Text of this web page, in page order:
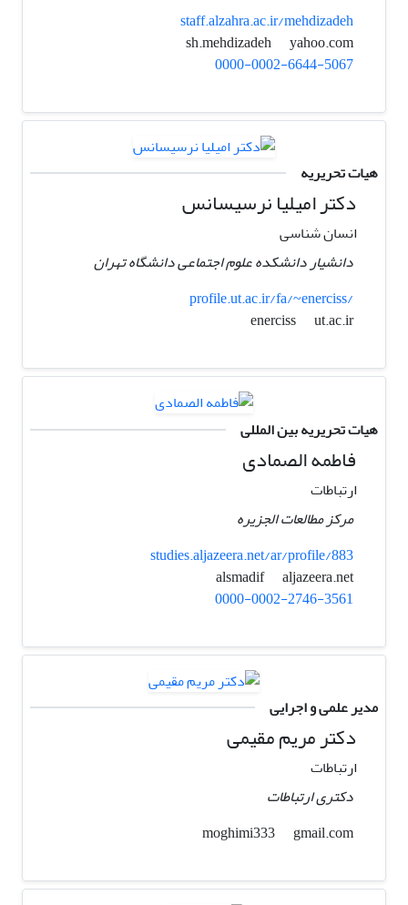
staff.alzahra.ac.ir/mehdizadeh
yahoo.com
0000-0002-6644-5067
هیات تحریریه
دکتر امیلیا نرسیسانس
انسان شناسی
دانشیار دانشکده علوم اجتماعی دانشگاه تهران
profile.ut.ac.ir/fa/~enerciss/
enerciss
ut.ac.ir
هیات تحریریه بین المللی
فاطمه الصمادی
ارتباطات
مرکز مطالعات الجزیره
studies.aljazeera.net/ar/profile/883
alsmadif
aljazeera.net
0000-0002-2746-3561
مدیر علمی و اجرایی
دکتر مریم مقیمی
ارتباطات
دکتری ارتباطات
gmail.com